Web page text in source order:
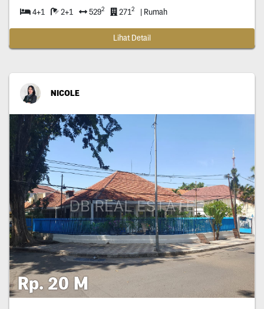
4+1 2+1 5292 2712 | Rumah
Lihat Detail
NICOLE
Rp. 20 M